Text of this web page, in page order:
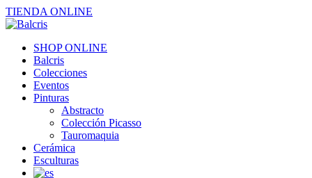
TIENDA ONLINE
SHOP ONLINE
Balcris
Colecciones
Eventos
Pinturas
Abstracto
Colección Picasso
Tauromaquia
Cerámica
Esculturas